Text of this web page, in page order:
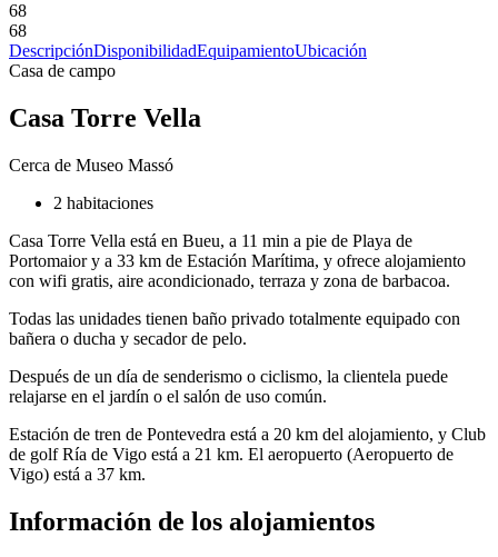
68
68
DescripciónDisponibilidadEquipamientoUbicación
Casa de campo
Casa Torre Vella
Cerca de Museo Massó
2 habitaciones
Casa Torre Vella está en Bueu, a 11 min a pie de Playa de
Portomaior y a 33 km de Estación Marítima, y ofrece alojamiento
con wifi gratis, aire acondicionado, terraza y zona de barbacoa.
Todas las unidades tienen baño privado totalmente equipado con
bañera o ducha y secador de pelo.
Después de un día de senderismo o ciclismo, la clientela puede
relajarse en el jardín o el salón de uso común.
Estación de tren de Pontevedra está a 20 km del alojamiento, y Club
de golf Ría de Vigo está a 21 km. El aeropuerto (Aeropuerto de
Vigo) está a 37 km.
Información de los alojamientos